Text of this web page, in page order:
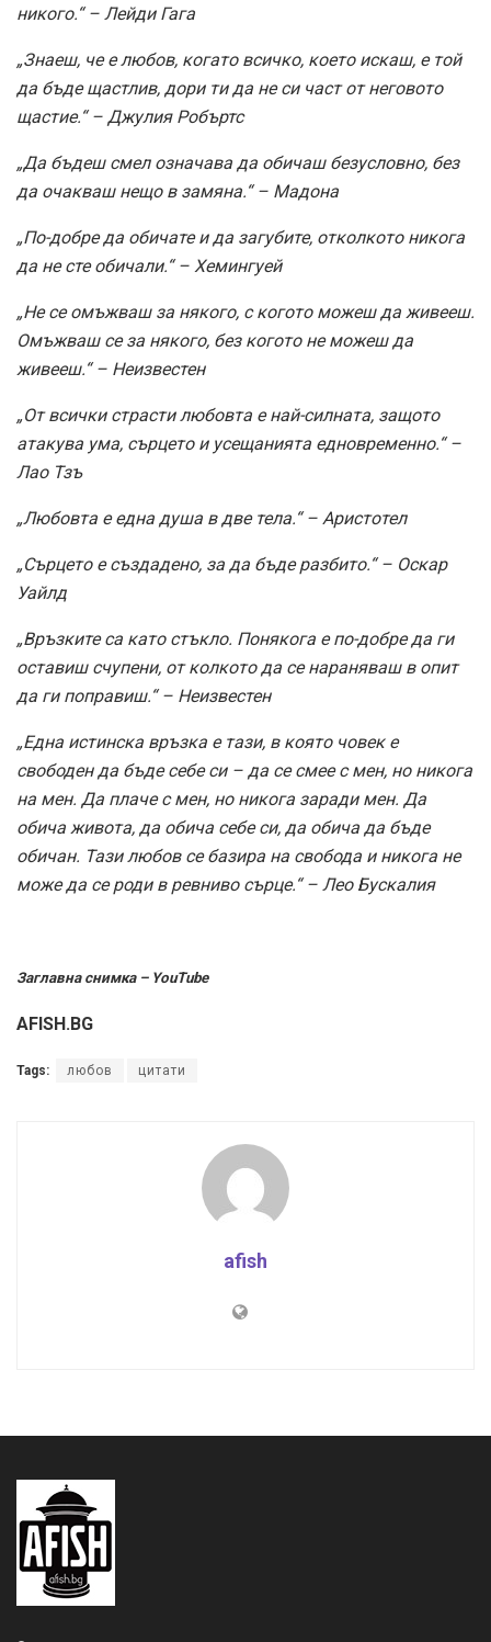
никого.“ – Лейди Гага
„Знаеш, че е любов, когато всичко, което искаш, е той
да бъде щастлив, дори ти да не си част от неговото
щастие.“ – Джулия Робъртс
„Да бъдеш смел означава да обичаш безусловно, без
да очакваш нещо в замяна.“ – Мадона
„По-добре да обичате и да загубите, отколкото никога
да не сте обичали.“ – Хемингуей
„Не се омъжваш за някого, с когото можеш да живееш.
Омъжваш се за някого, без когото не можеш да
живееш.“ – Неизвестен
„От всички страсти любовта е най-силната, защото
атакува ума, сърцето и усещанията едновременно.“ –
Лао Тзъ
„Любовта е една душа в две тела.“ – Аристотел
„Сърцето е създадено, за да бъде разбито.“ – Оскар
Уайлд
„Връзките са като стъкло. Понякога е по-добре да ги
оставиш счупени, от колкото да се нараняваш в опит
да ги поправиш.“ – Неизвестен
„Една истинска връзка е тази, в която човек е
свободен да бъде себе си – да се смее с мен, но никога
на мен. Да плаче с мен, но никога заради мен. Да
обича живота, да обича себе си, да обича да бъде
обичан. Тази любов се базира на свобода и никога не
може да се роди в ревниво сърце.“ – Лео Бускалия
Заглавна снимка – YouTube
AFISH.BG
Tags: любов цитати
afish